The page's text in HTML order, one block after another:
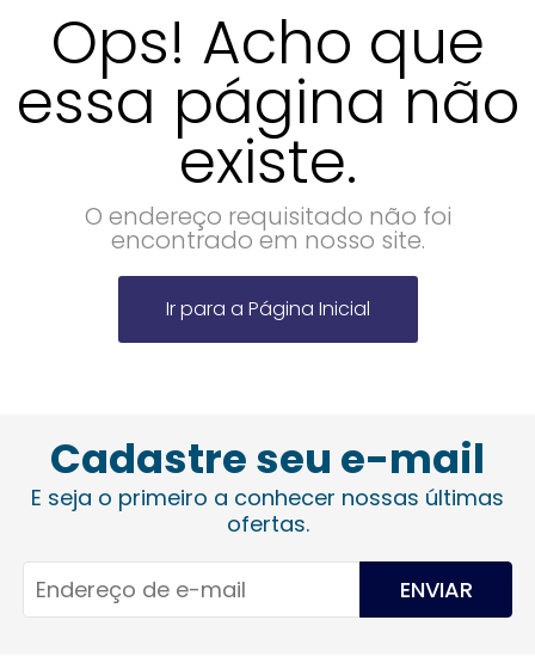
Ops! Acho que
essa página não
existe.
O endereço requisitado não foi
encontrado em nosso site.
Ir para a Página Inicial
Cadastre seu e-mail
E seja o primeiro a conhecer nossas últimas
ofertas.
ENVIAR